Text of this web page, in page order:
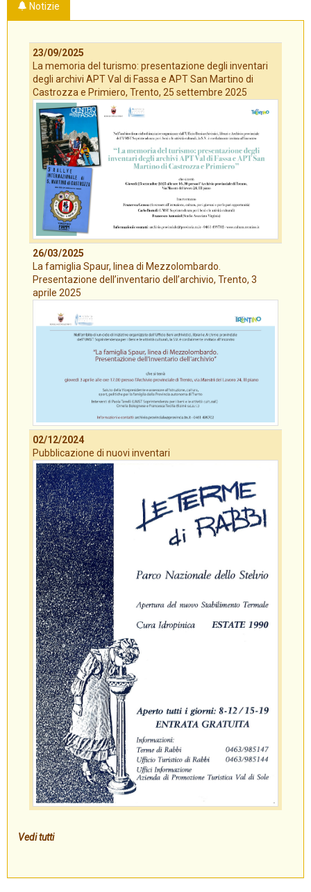
Notizie
23/09/2025
La memoria del turismo: presentazione degli inventari
degli archivi APT Val di Fassa e APT San Martino di
Castrozza e Primiero, Trento, 25 settembre 2025
26/03/2025
La famiglia Spaur, linea di Mezzolombardo.
Presentazione dell’inventario dell’archivio, Trento, 3
aprile 2025
02/12/2024
Pubblicazione di nuovi inventari
Vedi tutti